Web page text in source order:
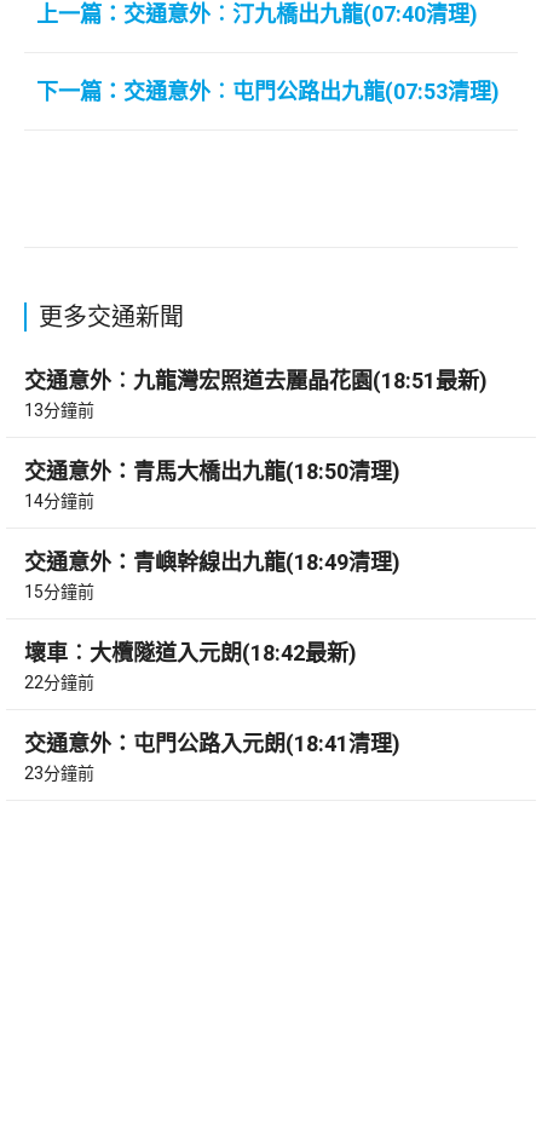
上一篇：交通意外︰汀九橋出九龍(07:40清理)
下一篇：交通意外︰屯門公路出九龍(07:53清理)
更多交通新聞
交通意外︰九龍灣宏照道去麗晶花園(18:51最新)
13分鐘前
交通意外：青馬大橋出九龍(18:50清理)
14分鐘前
交通意外：青嶼幹線出九龍(18:49清理)
15分鐘前
壞車︰大欖隧道入元朗(18:42最新)
22分鐘前
交通意外：屯門公路入元朗(18:41清理)
23分鐘前